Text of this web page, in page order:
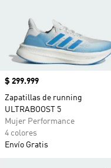
Precio
$ 299.999
Zapatillas de running
ULTRABOOST 5
Mujer Performance
4 colores
Envío Gratis